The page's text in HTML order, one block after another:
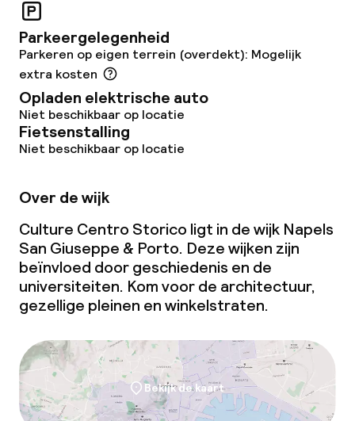
Parkeergelegenheid
Parkeren op eigen terrein (overdekt): Mogelijk
extra kosten
Opladen elektrische auto
Niet beschikbaar op locatie
Fietsenstalling
Niet beschikbaar op locatie
Over de wijk
Culture Centro Storico ligt in de wijk Napels
San Giuseppe & Porto. Deze wijken zijn
beïnvloed door geschiedenis en de
universiteiten. Kom voor de architectuur,
gezellige pleinen en winkelstraten.
Bekijk de kaart